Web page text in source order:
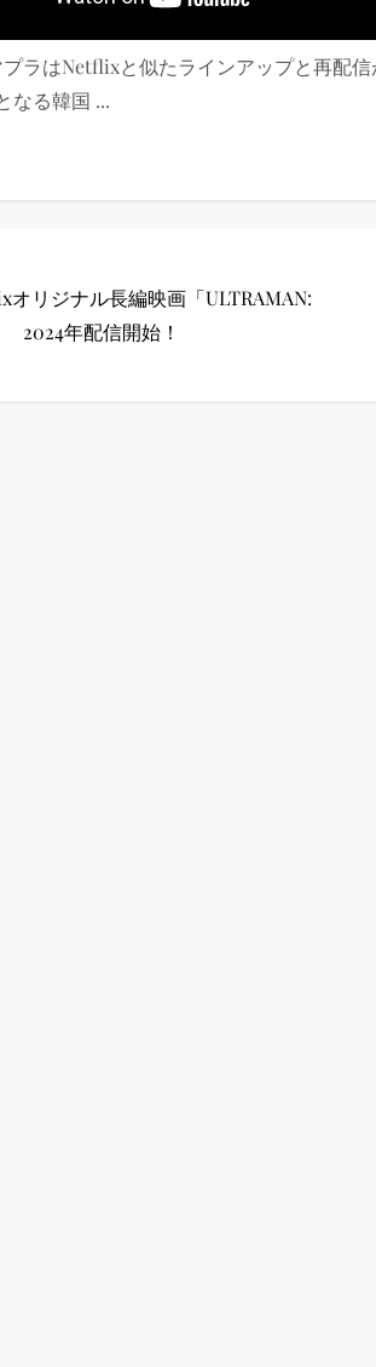
ラはNetflixと似たラインアップと再配
なる韓国 ...
オリジナル長編映画「ULTRAMAN:
2024年配信開始！
ラス）
ラス）